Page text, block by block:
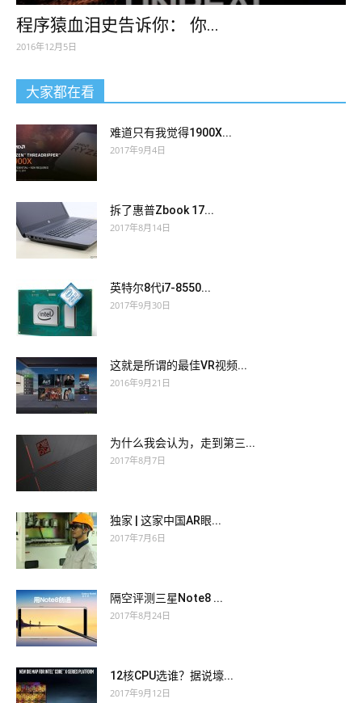
程序猿血泪史告诉你： 你...
2016年12月5日
大家都在看
难道只有我觉得1900X...
2017年9月4日
拆了惠普Zbook 17...
2017年8月14日
英特尔8代i7-8550...
2017年9月30日
这就是所谓的最佳VR视频...
2016年9月21日
为什么我会认为，走到第三...
2017年8月7日
独家 | 这家中国AR眼...
2017年7月6日
隔空评测三星Note8 ...
2017年8月24日
12核CPU选谁？据说壕...
2017年9月12日